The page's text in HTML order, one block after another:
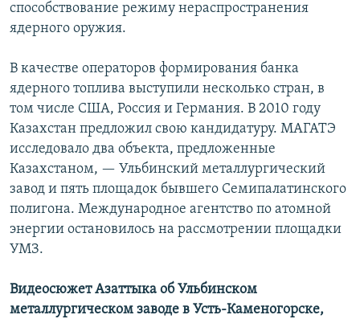
способствование режиму нераспространения
ядерного оружия.
В качестве операторов формирования банка
ядерного топлива выступили несколько стран, в
том числе США, Россия и Германия. В 2010 году
Казахстан предложил свою кандидатуру. МАГАТЭ
исследовало два объекта, предложенные
Казахстаном, — Ульбинский металлургический
завод и пять площадок бывшего Семипалатинского
полигона. Международное агентство по атомной
энергии остановилось на рассмотрении площадки
УМЗ.
Видеосюжет Азаттыка об Ульбинском
металлургическом заводе в Усть-Каменогорске,